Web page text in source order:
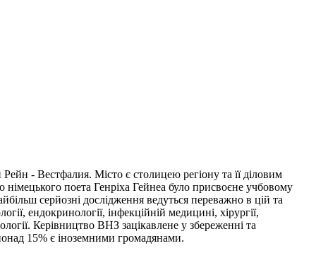
- Вестфалия. Місто є столицею регіону та її діловим
німецького поета Генріха Гейнеа було присвоєне учбовому
серйозні дослідження ведуться переважно в цій та
ендокринології, інфекційній медицині, хірургії,
Керівництво ВНЗ зацікавлене у збереженні та
15% є іноземними громадянами.